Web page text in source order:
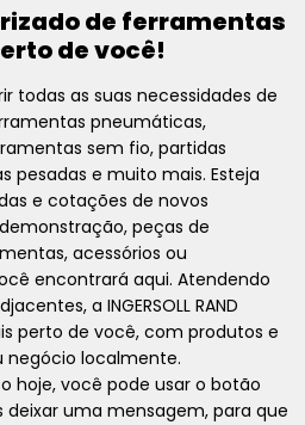
de ferramentas
de você!
todas as suas necessidades de
pneumáticas,
sem fio, partidas
pesadas e muito mais. Esteja
e cotações de novos
peças de
acessórios ou
encontrará aqui. Atendendo
a INGERSOLL RAND
perto de você, com produtos e
negócio localmente.
hoje, você pode usar o botão
uma mensagem, para que